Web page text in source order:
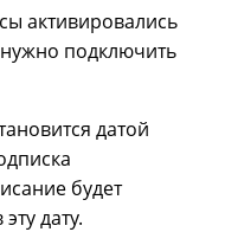
активировались
подключить
датой
будет
дату.